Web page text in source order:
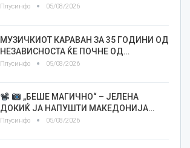
Плусинфо 05/08/2026
МУЗИЧКИОТ КАРАВАН ЗА 35 ГОДИНИ ОД
НЕЗАВИСНОСТА ЌЕ ПОЧНЕ ОД…
Плусинфо 05/08/2026
„БЕШЕ МАГИЧНО“ – ЈЕЛЕНА
ДОКИЌ ЈА НАПУШТИ МАКЕДОНИЈА…
Плусинфо 05/08/2026